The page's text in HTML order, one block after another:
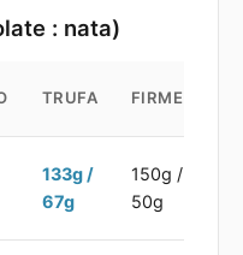
: nata)
TRUFA FIRME
133g /
67g
150g /
50g